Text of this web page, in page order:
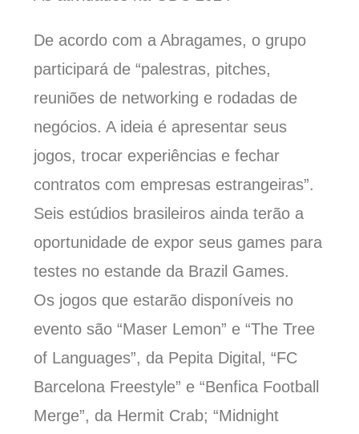
De acordo com a Abragames, o grupo
participará de “palestras, pitches,
reuniões de networking e rodadas de
negócios. A ideia é apresentar seus
jogos, trocar experiências e fechar
contratos com empresas estrangeiras”.
Seis estúdios brasileiros ainda terão a
oportunidade de expor seus games para
testes no estande da Brazil Games.
Os jogos que estarão disponíveis no
evento são “Maser Lemon” e “The Tree
of Languages”, da Pepita Digital, “FC
Barcelona Freestyle” e “Benfica Football
Merge”, da Hermit Crab; “Midnight